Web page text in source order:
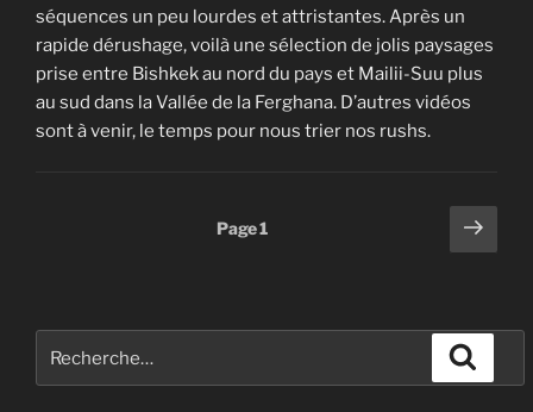
séquences un peu lourdes et attristantes. Après un
rapide dérushage, voilà une sélection de jolis paysages
prise entre Bishkek au nord du pays et Mailii-Suu plus
au sud dans la Vallée de la Ferghana. D’autres vidéos
sont à venir, le temps pour nous trier nos rushs.
Page1
Page